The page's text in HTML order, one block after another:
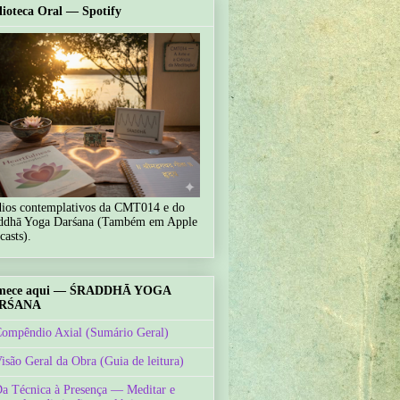
Oral — Spotify
contemplativos da CMT014 e do
Yoga Darśana (Também em Apple
aqui — ŚRADDHĀ YOGA
Axial (Sumário Geral)
Geral da Obra (Guia de leitura)
Técnica à Presença — Meditar e